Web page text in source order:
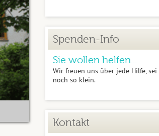
Spenden-Info
Sie wollen helfen...
Wir freuen uns über jede Hilfe, sei
noch so klein.
Kontakt